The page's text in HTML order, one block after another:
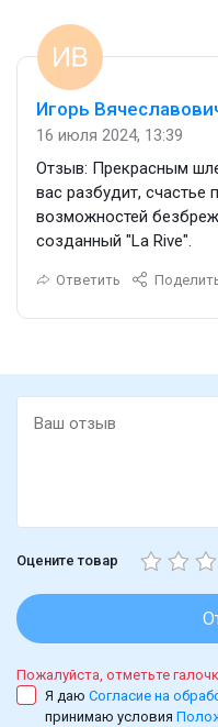
Игорь
16 июля 2024, 13:39
Отзыв: Прекрасным
вас разбудит, счастье
возможностей
созданный "La Rive".
Ответить
Оцените товар
Пожалуйста, отметьте
Я даю Согласие на
принимаю условия